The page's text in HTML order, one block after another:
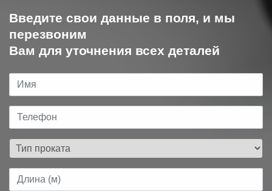
Введите свои данные в поля, и мы
перезвоним
Вам для уточнения всех деталей